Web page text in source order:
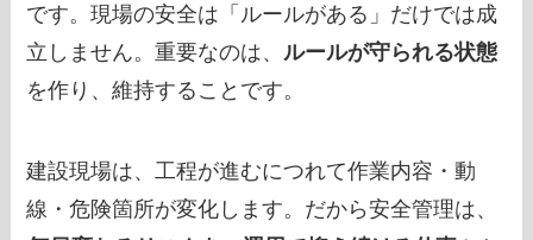
です。現場の安全は「ルールがある」だけでは成
立しません。重要なのは、 ルールが守られる状態
を作り、維持することです。
建設現場は、工程が進むにつれて作業内容・動
線・危険箇所が変化します。だから安全管理は、